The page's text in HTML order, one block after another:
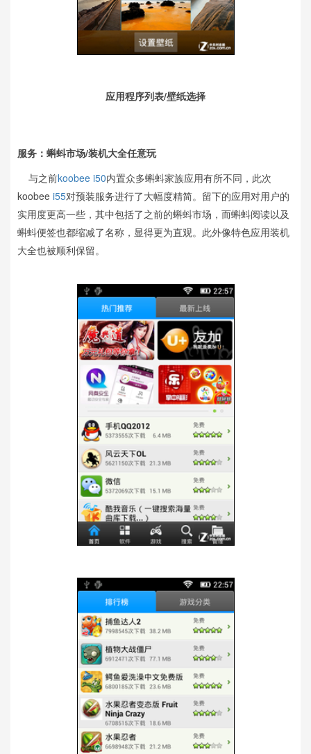
应用程序列表/壁纸选择
服务：蝌蚪市场/装机大全任意玩
与之前koobee i50内置众多蝌蚪家族应用有所不同，此次
koobee i55对预装服务进行了大幅度精简。留下的应用对用户的
实用度更高一些，其中包括了之前的蝌蚪市场，而蝌蚪阅读以及
蝌蚪便签也都缩减了名称，显得更为直观。此外像特色应用装机
大全也被顺利保留。